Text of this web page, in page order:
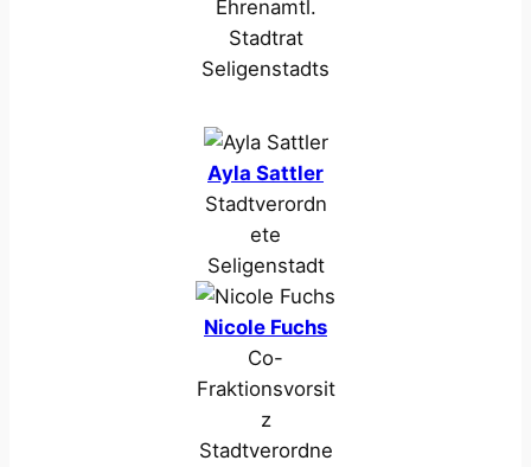
Ehrenamtl.
Stadtrat
Seligenstadts
Ayla Sattler
Stadtverordn
ete
Seligenstadt
Nicole Fuchs
Co-
Fraktionsvorsit
z
Stadtverordne